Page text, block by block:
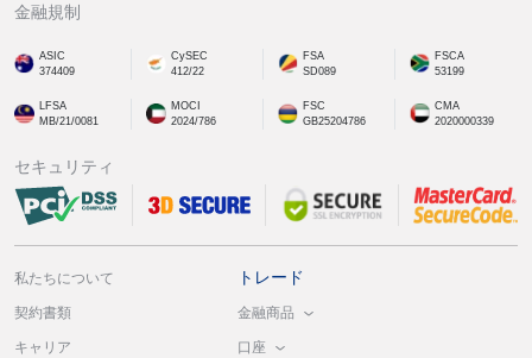
金融規制
ASIC
374409
CySEC
412/22
FSA
SD089
FSCA
53199
LFSA
MB/21/0081
MOCI
2024/786
FSC
GB25204786
CMA
2020000339
セキュリティ
私たちについて
契約書類
キャリア
トレード
金融商品
口座